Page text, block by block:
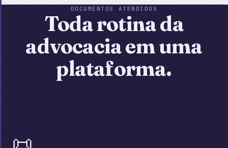
DOCUMENTOS ATENDIDOS
Toda rotina da
advocacia em uma
plataforma.
📜